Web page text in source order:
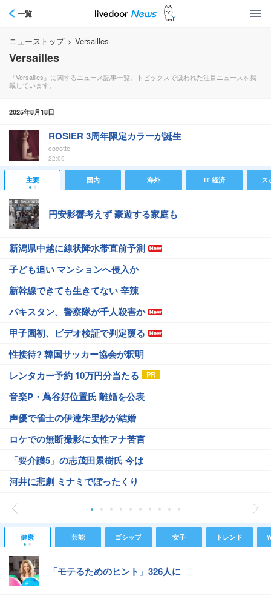
一覧
ニューストップ > Versailles
Versailles
『Versailles』に関するニュース記事一覧。トピックスで扱われた注目ニュースを掲
載しています。
2025年8月18日
ROSIER 3周年限定カラーが誕生
cocotte
22:00
主要 国内 海外 IT 経済 ス
円安影響考えず 豪遊する家庭も
新潟県中越に線状降水帯直前予測
子ども追い マンションへ侵入か
新幹線できても生きてない 辛辣
パキスタン、警察隊が千人殺害か
甲子園初、ビデオ検証で判定覆る
性接待? 韓国サッカー協会が釈明
レンタカー予約 10万円分当たる
音楽P・蔦谷好位置氏 離婚を公表
声優で雀士の伊達朱里紗が結婚
ロケでの無断撮影に女性アナ苦言
「要介護5」の志茂田景樹氏 今は
河井に悲劇 ミナミでぼったくり
健康 芸能 ゴシップ 女子 トレンド
「モテるためのヒント」326人に